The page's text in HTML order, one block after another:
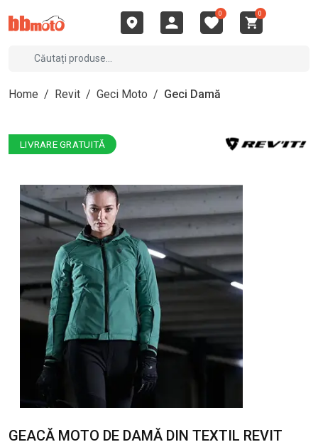
0 0
Home / Revit / Geci Moto / Geci Damă
LIVRARE GRATUITĂ
GEACĂ MOTO DE DAMĂ DIN TEXTIL REVIT